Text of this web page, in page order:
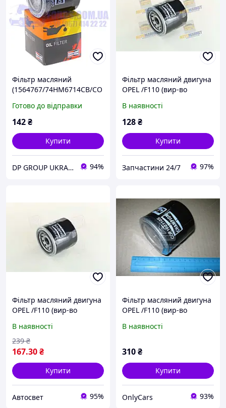
Фільтр масляний
(1564767/74HM6714CB/CO
Готово до відправки
142₴
Купити
DP GROUP UKRAINE 94%
Фільтр масляний двигуна
OPEL /F110 (вир-во
UA22
В наявності
128₴
Купити
Запчастини 24/7 97%
Фільтр масляний двигуна
OPEL /F110 (вир-во
(Kr)
В наявності
167.30₴
239 ₴
Купити
Автосвет 95%
Фільтр масляний двигуна
OPEL /F110 (вир-во
В наявності
310₴
Купити
OnlyCars 93%